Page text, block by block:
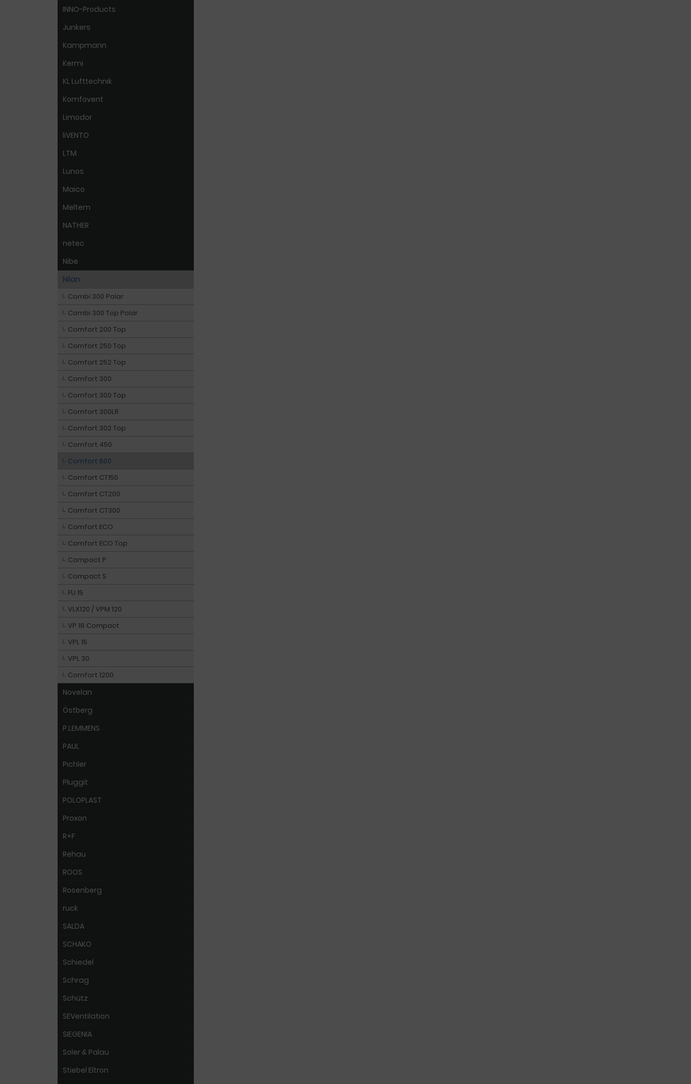
INNO-Products
Junkers
Kampmann
Kermi
KL Lufttechnik
Komfovent
Limodor
liVENTO
LTM
Lunos
Maico
Meltem
NATHER
netec
Nibe
Nilan
Combi 300 Polar
Combi 300 Top Polar
Comfort 200 Top
Comfort 250 Top
Comfort 252 Top
Comfort 300
Comfort 300 Top
Comfort 300LR
Comfort 302 Top
Comfort 450
Comfort 600
Comfort CT150
Comfort CT200
Comfort CT300
Comfort ECO
Comfort ECO Top
Compact P
Compact S
FU 15
VLX120 / VPM 120
VP 18 Compact
VPL 15
VPL 30
Comfort 1200
Novelan
Östberg
P.LEMMENS
PAUL
Pichler
Pluggit
POLOPLAST
Proxon
R+F
Rehau
ROOS
Rosenberg
ruck
SALDA
SCHAKO
Schiedel
Schrag
Schütz
SEVentilation
SIEGENIA
Soler & Palau
Stiebel Eltron